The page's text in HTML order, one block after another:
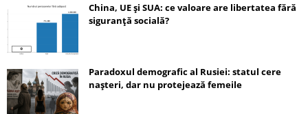
China, UE și SUA: ce valoare are libertatea fără
siguranță socială?
Paradoxul demografic al Rusiei: statul cere
nașteri, dar nu protejează femeile